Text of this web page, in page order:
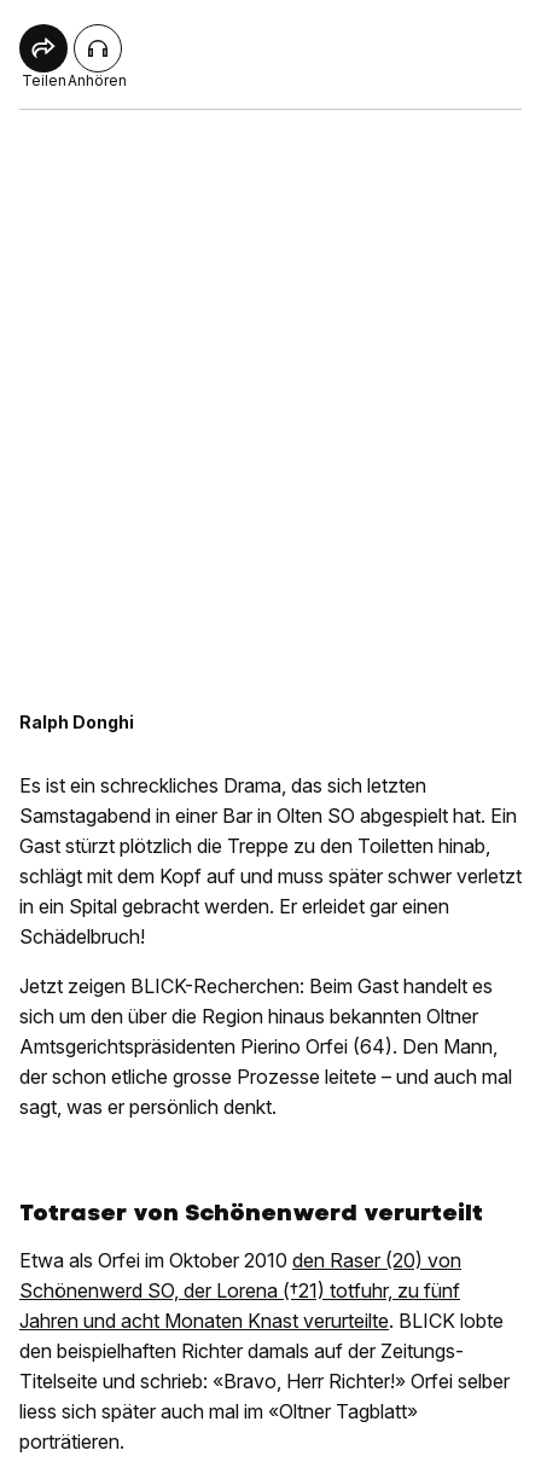
TeilenAnhören
Ralph Donghi
Es ist ein schreckliches Drama, das sich letzten
Samstagabend in einer Bar in Olten SO abgespielt hat. Ein
Gast stürzt plötzlich die Treppe zu den Toiletten hinab,
schlägt mit dem Kopf auf und muss später schwer verletzt
in ein Spital gebracht werden. Er erleidet gar einen
Schädelbruch!
Jetzt zeigen BLICK-Recherchen: Beim Gast handelt es
sich um den über die Region hinaus bekannten Oltner
Amtsgerichtspräsidenten Pierino Orfei (64). Den Mann,
der schon etliche grosse Prozesse leitete – und auch mal
sagt, was er persönlich denkt.
Totraser von Schönenwerd verurteilt
Etwa als Orfei im Oktober 2010 den Raser (20) von
Schönenwerd SO, der Lorena (†21) totfuhr, zu fünf
Jahren und acht Monaten Knast verurteilte. BLICK lobte
den beispielhaften Richter damals auf der Zeitungs-
Titelseite und schrieb: «Bravo, Herr Richter!» Orfei selber
liess sich später auch mal im «Oltner Tagblatt»
porträtieren.